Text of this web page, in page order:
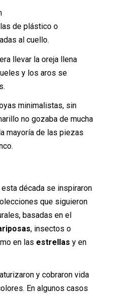
de plástico o
al cuello.
llevar la oreja llena
y los aros se
minimalistas, sin
no gozaba de mucha
mayoría de las piezas
década se inspiraron
que siguieron
basadas en el
, insectos o
en las estrellas y en
y cobraron vida
En algunos casos